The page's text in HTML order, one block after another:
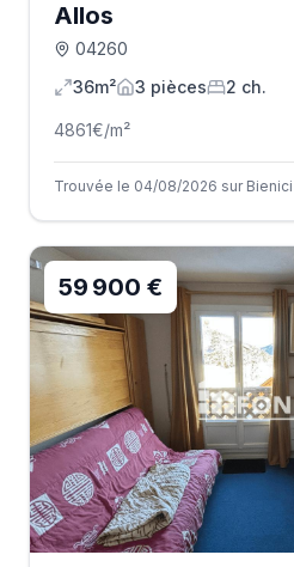
Allos
04260
36m²
3 pièces 2 ch.
4861€/m²
Trouvée le 04/08/2026 sur Bienici
59 900 €